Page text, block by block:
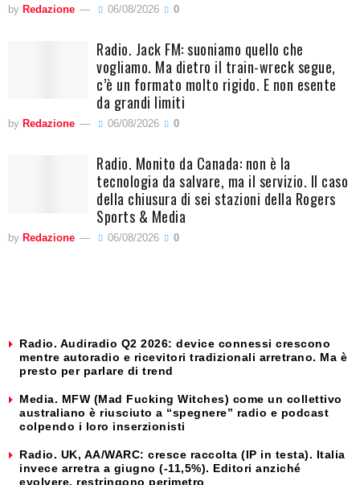
by Redazione 06/08/2026 0
Radio. Jack FM: suoniamo quello che
vogliamo. Ma dietro il train-wreck segue,
c’è un formato molto rigido. E non esente
da grandi limiti
by Redazione 06/08/2026 0
Radio. Monito da Canada: non è la
tecnologia da salvare, ma il servizio. Il caso
della chiusura di sei stazioni della Rogers
Sports & Media
by Redazione 06/08/2026 0
Radio. Audiradio Q2 2026: device connessi crescono
mentre autoradio e ricevitori tradizionali arretrano. Ma è
presto per parlare di trend
Media. MFW (Mad Fucking Witches) come un collettivo
australiano è riusciuto a “spegnere” radio e podcast
colpendo i loro inserzionisti
Radio. UK, AA/WARC: cresce raccolta (IP in testa). Italia
invece arretra a giugno (-11,5%). Editori anziché
evolvere, restringono perimetro